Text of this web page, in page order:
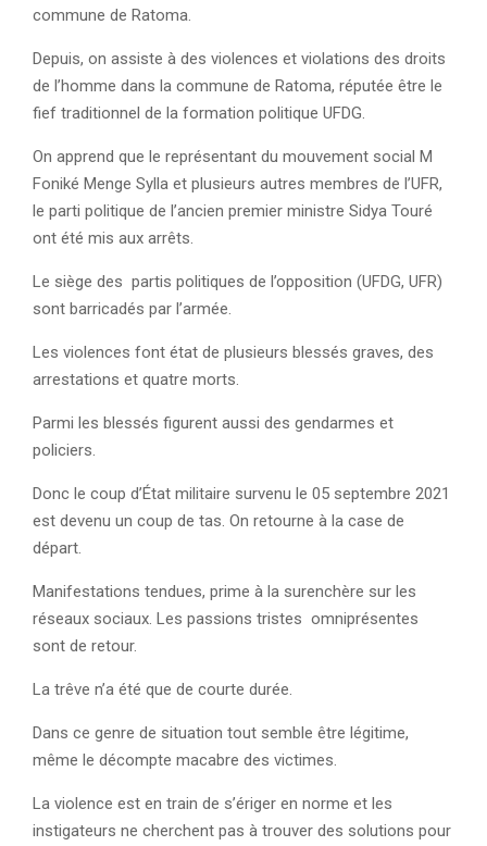
commune de Ratoma.
Depuis, on assiste à des violences et violations des droits
de l’homme dans la commune de Ratoma, réputée être le
fief traditionnel de la formation politique UFDG.
On apprend que le représentant du mouvement social M
Foniké Menge Sylla et plusieurs autres membres de l’UFR,
le parti politique de l’ancien premier ministre Sidya Touré
ont été mis aux arrêts.
Le siège des partis politiques de l’opposition (UFDG, UFR)
sont barricadés par l’armée.
Les violences font état de plusieurs blessés graves, des
arrestations et quatre morts.
Parmi les blessés figurent aussi des gendarmes et
policiers.
Donc le coup d’État militaire survenu le 05 septembre 2021
est devenu un coup de tas. On retourne à la case de
départ.
Manifestations tendues, prime à la surenchère sur les
réseaux sociaux. Les passions tristes omniprésentes
sont de retour.
La trêve n’a été que de courte durée.
Dans ce genre de situation tout semble être légitime,
même le décompte macabre des victimes.
La violence est en train de s’ériger en norme et les
instigateurs ne cherchent pas à trouver des solutions pour